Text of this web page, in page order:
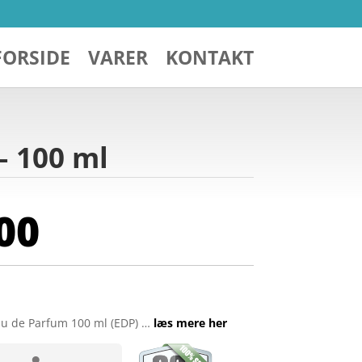
VARER KONTAKT
100 ml
de Parfum 100 ml (EDP) … læs mere her